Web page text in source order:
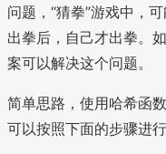
问题，“猜拳”游戏中，
出拳后，自己才出拳。
案可以解决这个问题。
简单思路，使用哈希函
可以按照下面的步骤进